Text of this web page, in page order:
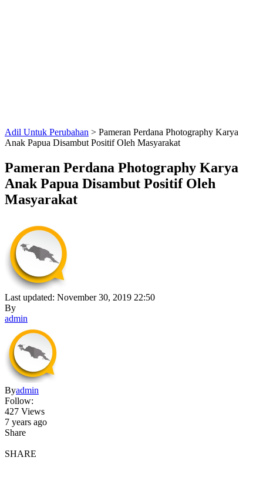
Adil Untuk Perubahan > Pameran Perdana Photography Karya
Anak Papua Disambut Positif Oleh Masyarakat
Pameran Perdana Photography Karya
Anak Papua Disambut Positif Oleh
Masyarakat
Last updated: November 30, 2019 22:50
By
admin
Byadmin
Follow:
427 Views
7 years ago
Share
SHARE